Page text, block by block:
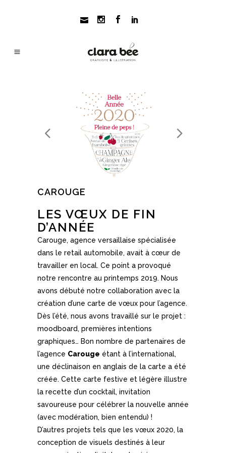
CAROUGE
LES VŒUX DE FIN
D’ANNÉE
Carouge, agence versaillaise spécialisée
dans le retail automobile, avait à cœur de
travailler en local. Ce point a provoqué
notre rencontre au printemps 2019. Nous
avons débuté notre collaboration avec la
création d’une carte de vœux pour l’agence.
Dès l’été, nous avons travaillé sur le projet :
moodboard, premières intentions
graphiques… Bon nombre de partenaires de
l’agence Carouge étant à l’international,
une déclinaison en anglais de la carte a été
créée. Cette carte festive et légère illustre
la recette d’un cocktail, invitation
savoureuse pour célébrer la nouvelle année
(avec modération, bien entendu) !
D’autres projets tels que les vœux 2020, la
conception de visuels destinés à leur